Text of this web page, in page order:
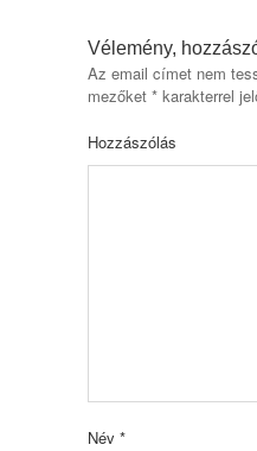
Vélemény,
Az email címet nem
mezőket * karakterrel
Hozzászólás
Név *